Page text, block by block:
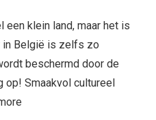
klein land, maar het is
in België is zelfs zo
beschermd door de
op! Smaakvol cultureel